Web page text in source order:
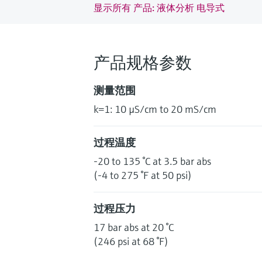
显示所有 产品: 液体分析 电导式
产品规格参数
测量范围
k=1: 10 µS/cm to 20 mS/cm
过程温度
-20 to 135 °C at 3.5 bar abs
(-4 to 275 °F at 50 psi)
过程压力
17 bar abs at 20 °C
(246 psi at 68 °F)